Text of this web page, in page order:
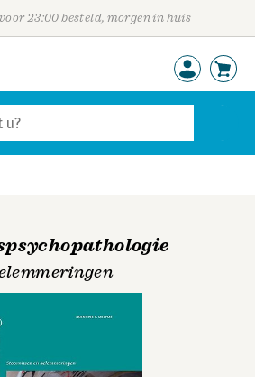
23:00 besteld, morgen in huis